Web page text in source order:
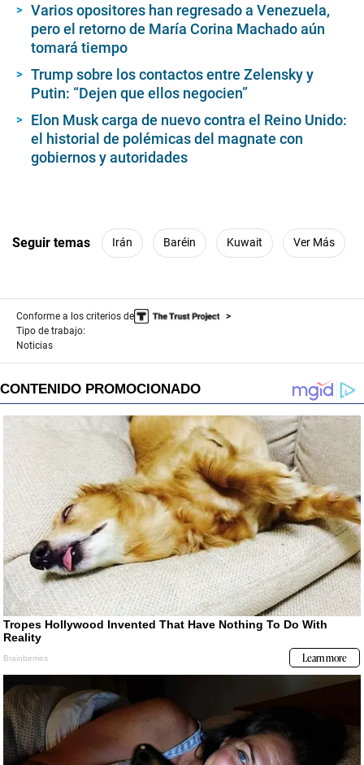
Varios opositores han regresado a Venezuela,
pero el retorno de María Corina Machado aún
tomará tiempo
Trump sobre los contactos entre Zelensky y
Putin: “Dejen que ellos negocien”
Elon Musk carga de nuevo contra el Reino Unido:
el historial de polémicas del magnate con
gobiernos y autoridades
Seguir temas Irán Baréin Kuwait Ver Más
Conforme a los criterios de
Tipo de trabajo:
Noticias